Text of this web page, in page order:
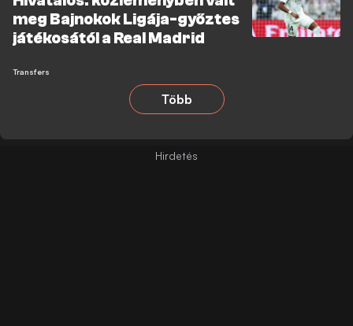
meg Bajnokok Ligája-győztes
játékosától a Real Madrid
Transfers
Több